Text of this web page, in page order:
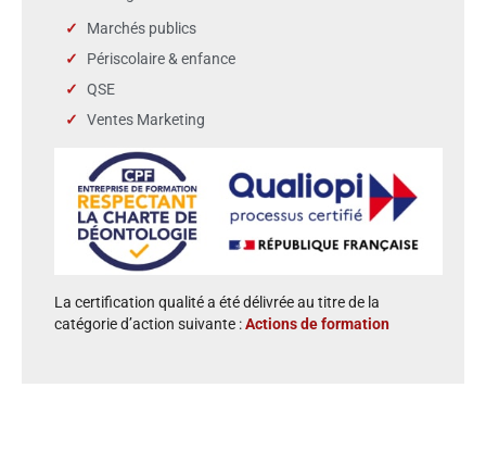
Marchés publics
Périscolaire & enfance
QSE
Ventes Marketing
La certification qualité a été délivrée au titre de la
catégorie d’action suivante :Actions de formation